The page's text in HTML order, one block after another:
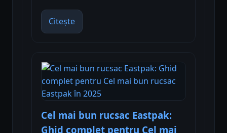
Citește
Cel mai bun rucsac Eastpak:
Ghid complet pentru Cel mai